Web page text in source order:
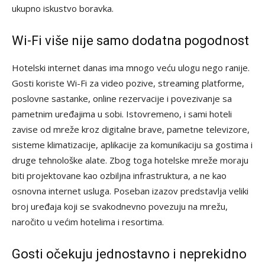
ukupno iskustvo boravka.
Wi-Fi više nije samo dodatna pogodnost
Hotelski internet danas ima mnogo veću ulogu nego ranije.
Gosti koriste Wi-Fi za video pozive, streaming platforme,
poslovne sastanke, online rezervacije i povezivanje sa
pametnim uređajima u sobi. Istovremeno, i sami hoteli
zavise od mreže kroz digitalne brave, pametne televizore,
sisteme klimatizacije, aplikacije za komunikaciju sa gostima i
druge tehnološke alate. Zbog toga hotelske mreže moraju
biti projektovane kao ozbiljna infrastruktura, a ne kao
osnovna internet usluga. Poseban izazov predstavlja veliki
broj uređaja koji se svakodnevno povezuju na mrežu,
naročito u većim hotelima i resortima.
Gosti očekuju jednostavno i neprekidno